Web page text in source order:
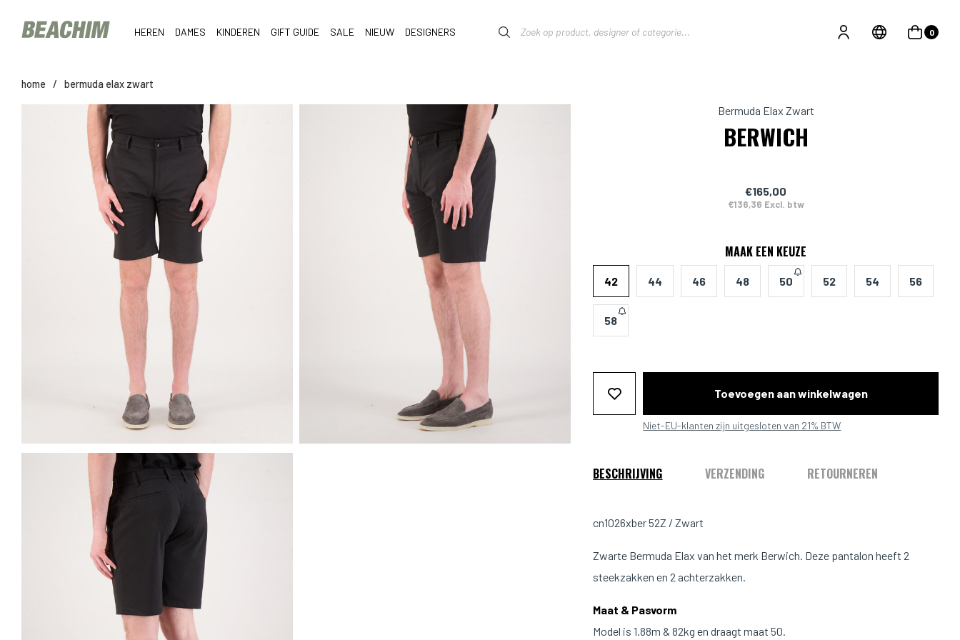
HEREN DAMES KINDEREN GIFT GUIDE SALE NIEUW DESIGNERS 0
home / bermuda elax zwart
Bermuda Elax Zwart
BERWICH
€165,00
€136,36 Excl. btw
MAAK EEN KEUZE
42 44 46 48 50 52 54 56
58
Toevoegen aan winkelwagen
Niet-EU-klanten zijn uitgesloten van 21% BTW
BESCHRIJVING VERZENDING RETOURNEREN
cn1026xber 52Z / Zwart
Zwarte Bermuda Elax van het merk Berwich. Deze pantalon heeft 2
steekzakken en 2 achterzakken.
Maat & Pasvorm
Model is 1.88m & 82kg en draagt maat 50.